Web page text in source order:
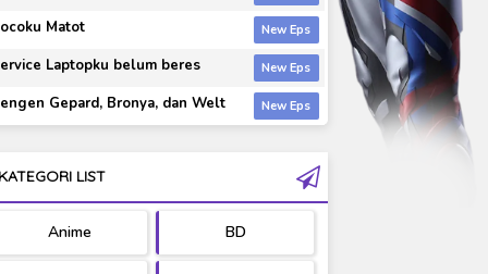
Matot
Laptopku belum beres
Gepard, Bronya, dan Welt
KATEGORI LIST
Anime BD